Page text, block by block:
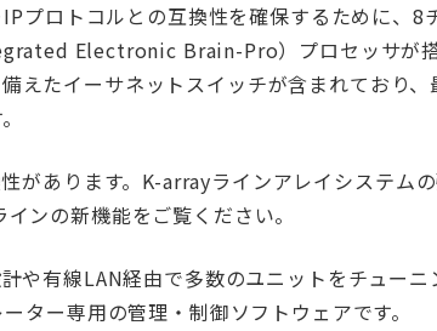
プロトコルとの互換性を確保するために、8
Electronic Brain-Pro）プロセッサが
えたイーサネットスイッチが含まれており、
があります。K-arrayラインアレイシステム
ンの新機能をご覧ください。
有線LAN経由で多数のユニットをチューニ
ター専用の管理・制御ソフトウェアです。